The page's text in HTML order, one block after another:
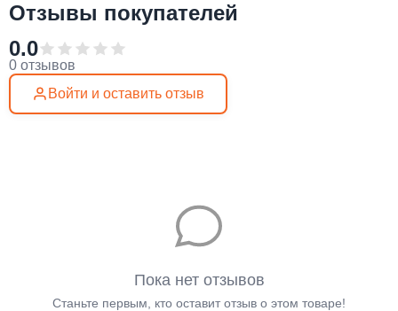
Отзывы покупателей
0.0
0 отзывов
Войти и оставить отзыв
Пока нет отзывов
Станьте первым, кто оставит отзыв о этом товаре!